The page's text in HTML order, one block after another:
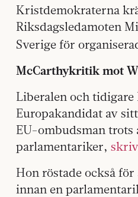
Kristdemokraterna
Riksdagsledamoten
Sverige för
McCarthykritik mot
Liberalen och
Europakandidat av
EU-ombudsman
parlamentariker,
Hon röstade också
innan en